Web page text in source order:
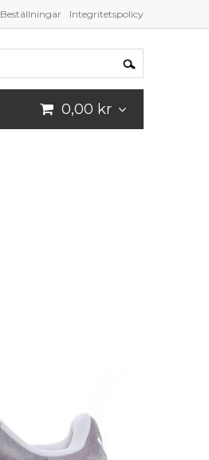
Beställningar Integritetspolicy
0,00 kr